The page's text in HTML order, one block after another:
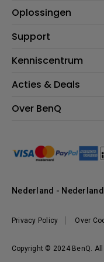
Projectoren
Verlichting
Speakers
Oplossingen
Education
Support
Contact
BenQ Shop - FAQ
BenQ Shop - Retourneren
Kenniscentrum
Blog
Acties & Deals
Evenementen &
Over BenQ
Management
Nieuws
Werken bij BenQ
Copyright © 2024 BenQ.
Privacy Policy Over
Nederland -